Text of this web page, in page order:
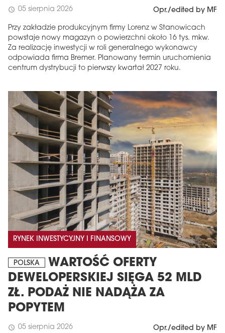
schedule 05 sierpnia 2026 Opr./edited by MF
Przy zakładzie produkcyjnym firmy Lorenz w Stanowicach
powstaje nowy magazyn o powierzchni około 16 tys. mkw.
Za realizację inwestycji w roli generalnego wykonawcy
odpowiada firma Bremer. Planowany termin uruchomienia
centrum dystrybucji to pierwszy kwartał 2027 roku.
RYNEK INWESTYCYJNY I FINANSOWY
POLSKA
WARTOŚĆ OFERTY
DEWELOPERSKIEJ SIĘGA 52 MLD
ZŁ. PODAŻ NIE NADĄŻA ZA
POPYTEM
schedule 05 sierpnia 2026 Opr./edited by MF